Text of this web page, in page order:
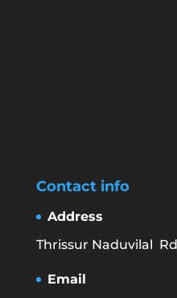
Contact info
Address
Thrissur Naduvilal Rd
Email